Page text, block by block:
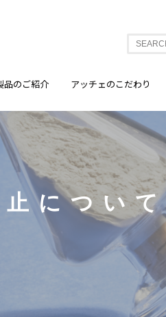
品のご紹介 アッチェのこだわり
につい